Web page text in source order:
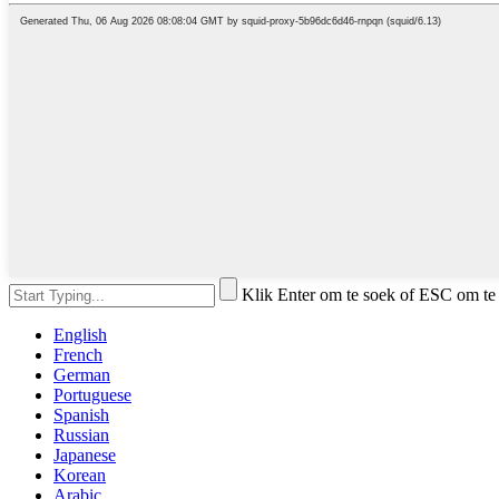
Klik Enter om te soek of ESC om
English
French
German
Portuguese
Spanish
Russian
Japanese
Korean
Arabic